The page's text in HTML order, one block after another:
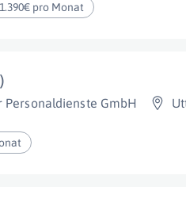
pro Monat
Personaldienste GmbH